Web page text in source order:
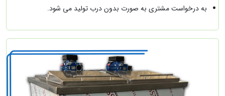
به درخواست مشتری به صورت بدون درب تولید می شود.